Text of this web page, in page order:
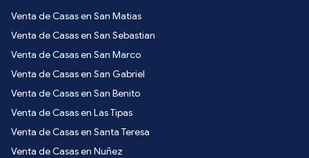
Venta de Casas en San Matias
Venta de Casas en San Sebastian
Venta de Casas en San Marco
Venta de Casas en San Gabriel
Venta de Casas en San Benito
Venta de Casas en Las Tipas
Venta de Casas en Santa Teresa
Venta de Casas en Nuñez